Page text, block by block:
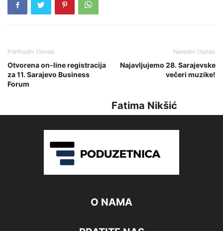
Prethodni članak
Otvorena on-line registracija
za 11. Sarajevo Business
Forum
Naredni članak
Najavljujemo 28. Sarajevske
večeri muzike!
Fatima Nikšić
O NAMA